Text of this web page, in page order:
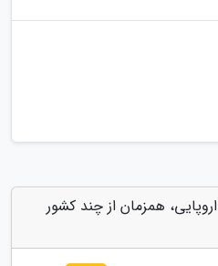
همزمان از چند کشور